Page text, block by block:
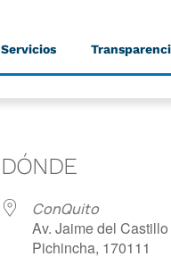
Servicios
DÓNDE
ConQuito
Av. Jaime del
Pichincha, 170111